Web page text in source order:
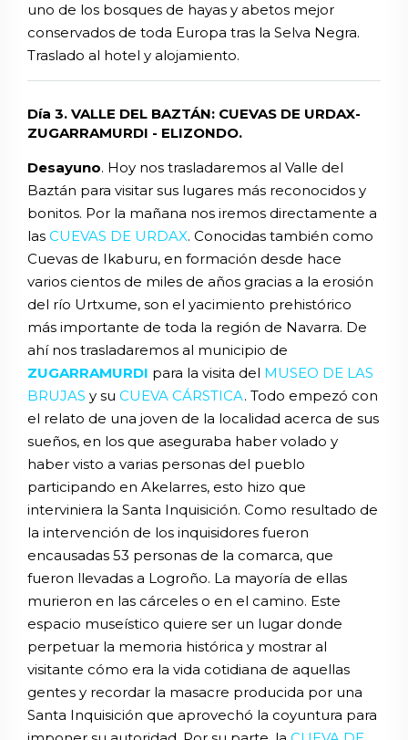
uno de los bosques de hayas y abetos mejor
conservados de toda Europa tras la Selva Negra.
Traslado al hotel y alojamiento.
Día 3. VALLE DEL BAZTÁN: CUEVAS DE URDAX-
ZUGARRAMURDI - ELIZONDO.
Desayuno. Hoy nos trasladaremos al Valle del
Baztán para visitar sus lugares más reconocidos y
bonitos. Por la mañana nos iremos directamente a
las CUEVAS DE URDAX. Conocidas también como
Cuevas de Ikaburu, en formación desde hace
varios cientos de miles de años gracias a la erosión
del río Urtxume, son el yacimiento prehistórico
más importante de toda la región de Navarra. De
ahí nos trasladaremos al municipio de
ZUGARRAMURDI para la visita del MUSEO DE LAS
BRUJAS y su CUEVA CÁRSTICA. Todo empezó con
el relato de una joven de la localidad acerca de sus
sueños, en los que aseguraba haber volado y
haber visto a varias personas del pueblo
participando en Akelarres, esto hizo que
interviniera la Santa Inquisición. Como resultado de
la intervención de los inquisidores fueron
encausadas 53 personas de la comarca, que
fueron llevadas a Logroño. La mayoría de ellas
murieron en las cárceles o en el camino. Este
espacio museístico quiere ser un lugar donde
perpetuar la memoria histórica y mostrar al
visitante cómo era la vida cotidiana de aquellas
gentes y recordar la masacre producida por una
Santa Inquisición que aprovechó la coyuntura para